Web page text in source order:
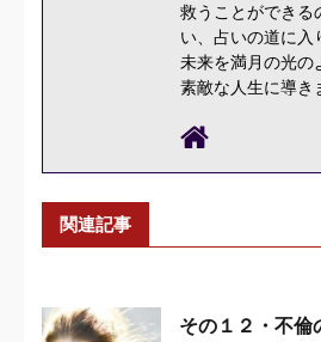
救うことができる
い、占いの道に入
未来を満月の光の
素敵な人生に導き
関連記事
その１２・不